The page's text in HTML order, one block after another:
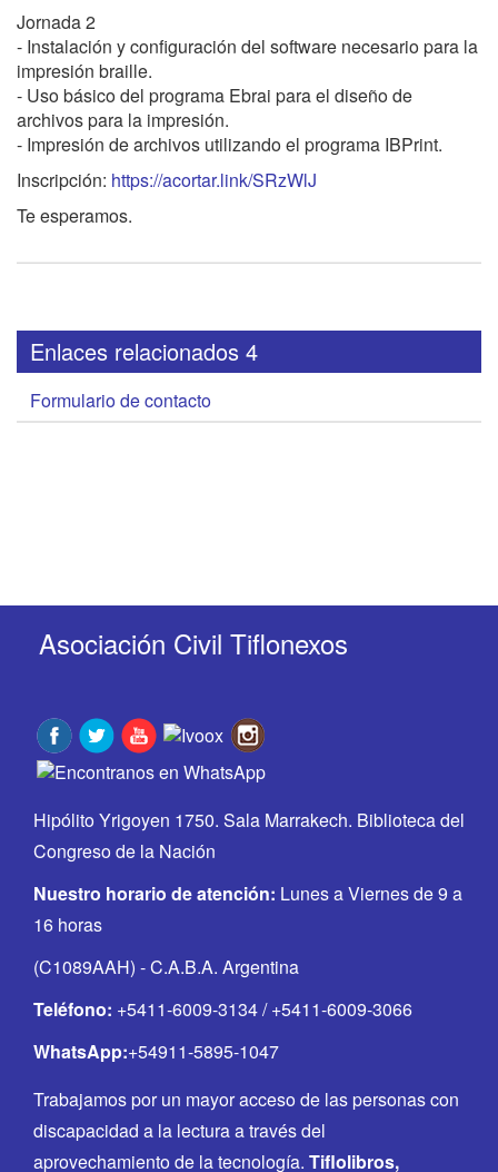
Jornada 2
- Instalación y configuración del software necesario para la
impresión braille.
- Uso básico del programa Ebrai para el diseño de
archivos para la impresión.
- Impresión de archivos utilizando el programa IBPrint.
Inscripción: https://acortar.link/SRzWlJ
Te esperamos.
Enlaces relacionados 4
Formulario de contacto
Asociación Civil Tiflonexos
Hipólito Yrigoyen 1750. Sala Marrakech. Biblioteca del
Congreso de la Nación
Nuestro horario de atención: Lunes a Viernes de 9 a
16 horas
(C1089AAH) - C.A.B.A. Argentina
Teléfono: +5411-6009-3134 / +5411-6009-3066
WhatsApp:+54911-5895-1047
Trabajamos por un mayor acceso de las personas con
discapacidad a la lectura a través del
aprovechamiento de la tecnología. Tiflolibros,